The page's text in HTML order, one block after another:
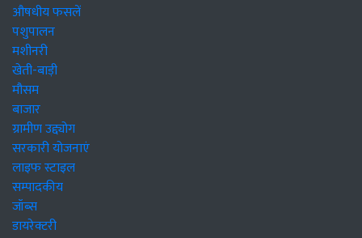
औषधीय फसलें
पशुपालन
मशीनरी
खेती-बाड़ी
मौसम
बाजार
ग्रामीण उद्द्योग
सरकारी योजनाएं
लाइफ स्टाइल
सम्पादकीय
जॉब्स
डायरेक्टरी